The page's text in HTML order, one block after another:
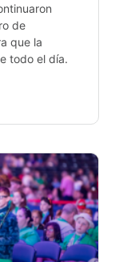
de
que la
todo el día.